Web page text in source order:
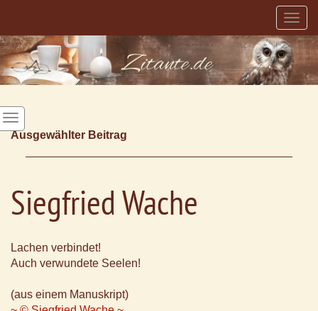
Ausgewählter Beitrag
Siegfried Wache
Lachen verbindet!
Auch verwundete Seelen!
(aus einem Manuskript)